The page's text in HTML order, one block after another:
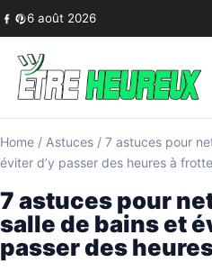
Skip to content
6 août 2026
Home / Astuces / 7 astuces pour
éviter d’y passer des heures à
7 astuces pour
salle de bains et
passer des